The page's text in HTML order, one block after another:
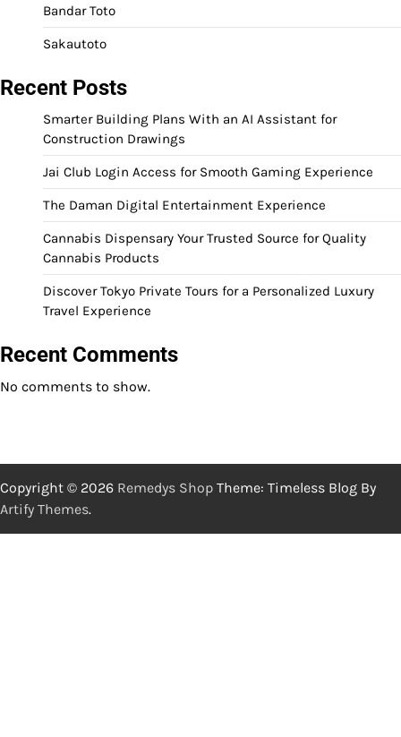
Bandar Toto
Sakautoto
Recent Posts
Smarter Building Plans With an AI Assistant for
Construction Drawings
Jai Club Login Access for Smooth Gaming Experience
The Daman Digital Entertainment Experience
Cannabis Dispensary Your Trusted Source for Quality
Cannabis Products
Discover Tokyo Private Tours for a Personalized Luxury
Travel Experience
Recent Comments
No comments to show.
Copyright © 2026 Remedys Shop Theme: Timeless Blog By
Artify Themes.